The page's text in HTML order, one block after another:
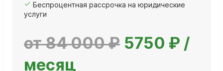
Беспроцентная рассрочка на юридические
услуги
от 84 000 ₽ 5750 ₽ /
месяц